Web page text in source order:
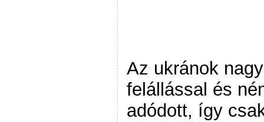
Az ukránok
felállással és
adódott, így